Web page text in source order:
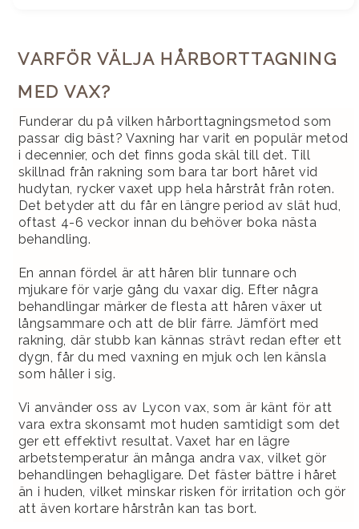
VARFÖR VÄLJA HÅRBORTTAGNING
MED VAX?
Funderar du på vilken hårborttagningsmetod som
passar dig bäst? Vaxning har varit en populär metod
i decennier, och det finns goda skäl till det. Till
skillnad från rakning som bara tar bort håret vid
hudytan, rycker vaxet upp hela hårstråt från roten.
Det betyder att du får en längre period av slät hud,
oftast 4-6 veckor innan du behöver boka nästa
behandling.
En annan fördel är att håren blir tunnare och
mjukare för varje gång du vaxar dig. Efter några
behandlingar märker de flesta att håren växer ut
långsammare och att de blir färre. Jämfört med
rakning, där stubb kan kännas strävt redan efter ett
dygn, får du med vaxning en mjuk och len känsla
som håller i sig.
Vi använder oss av Lycon vax, som är känt för att
vara extra skonsamt mot huden samtidigt som det
ger ett effektivt resultat. Vaxet har en lägre
arbetstemperatur än många andra vax, vilket gör
behandlingen behagligare. Det fäster bättre i håret
än i huden, vilket minskar risken för irritation och gör
att även kortare hårstrån kan tas bort.